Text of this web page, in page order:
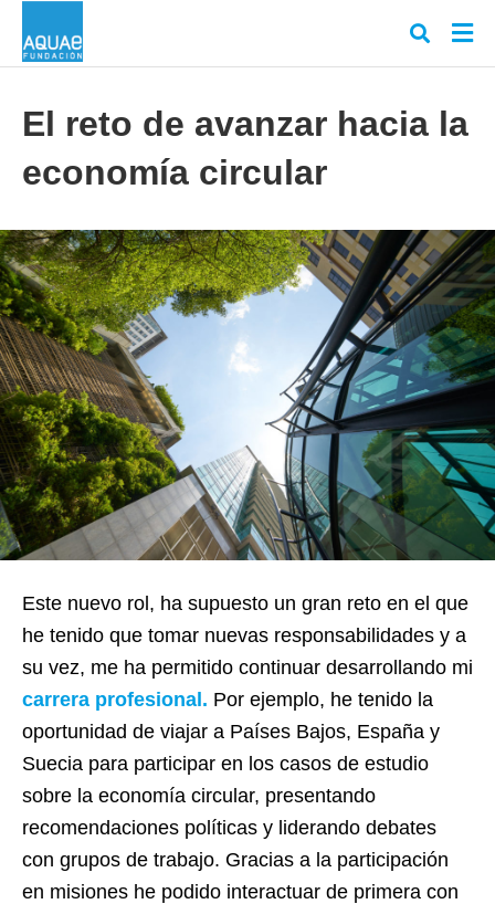
y
en
El reto de avanzar hacia la
economía circular
Este nuevo rol, ha supuesto un gran reto en el que
he tenido que tomar nuevas responsabilidades y a
su vez, me ha permitido continuar desarrollando mi
carrera profesional. Por ejemplo, he tenido la
oportunidad de viajar a Países Bajos, España y
Suecia para participar en los casos de estudio
sobre la economía circular, presentando
recomendaciones políticas y liderando debates
con grupos de trabajo. Gracias a la participación
en misiones he podido interactuar de primera con